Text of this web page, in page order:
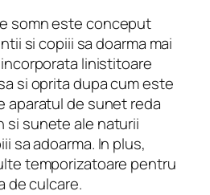
somn este conceput
si copiii sa doarma mai
linistitoare
si oprita dupa cum este
aparatul de sunet reda
si sunete ale naturii
sa adoarma. In plus,
temporizatoare pentru
de culcare.